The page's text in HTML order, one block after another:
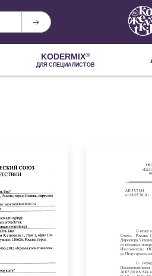
KODERMIX®
ДЛЯ СПЕЦИАЛИСТОВ